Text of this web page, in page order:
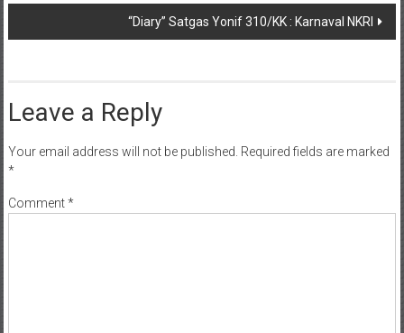
“Diary” Satgas Yonif 310/KK : Karnaval NKRI
Leave a Reply
Your email address will not be published. Required fields are marked
*
Comment*